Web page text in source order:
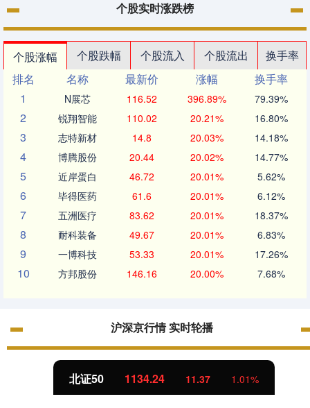
个股实时涨跌榜
个股涨幅 个股跌幅 个股流入 个股流出
换手率
排名
名称 最新价 涨幅
换手率
1
N展芯 116.52 396.89% 79.39%
2 锐翔智能 110.02 20.21% 16.80%
3 志特新材 14.8 20.03% 14.18%
4 博腾股份 20.44 20.02% 14.77%
5 近岸蛋白 46.72 20.01% 5.62%
6 毕得医药 61.6 20.01% 6.12%
7 五洲医疗 83.62 20.01% 18.37%
8 耐科装备 49.67 20.01% 6.83%
9 一博科技 53.33 20.01% 17.26%
10 方邦股份 146.16 20.00% 7.68%
沪深京行情 实时轮播
北证50 1134.24 11.37 1.01%